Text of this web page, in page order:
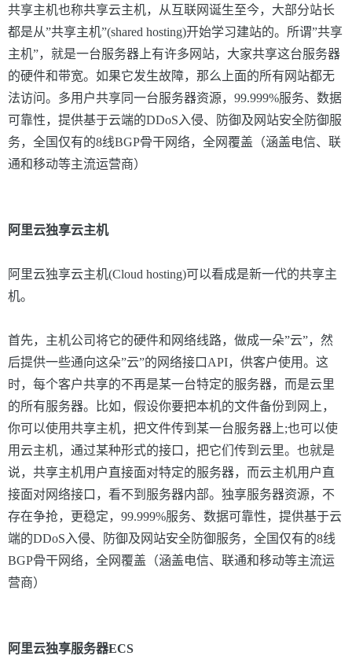
共享主机也称共享云主机，从互联网诞生至今，大部分站长
都是从”共享主机”(shared hosting)开始学习建站的。所谓”共享
主机”，就是一台服务器上有许多网站，大家共享这台服务器
的硬件和带宽。如果它发生故障，那么上面的所有网站都无
法访问。多用户共享同一台服务器资源，99.999%服务、数据
可靠性，提供基于云端的DDoS入侵、防御及网站安全防御服
务，全国仅有的8线BGP骨干网络，全网覆盖（涵盖电信、联
通和移动等主流运营商）
阿里云独享云主机
阿里云独享云主机(Cloud hosting)可以看成是新一代的共享主
机。
首先，主机公司将它的硬件和网络线路，做成一朵”云”，然
后提供一些通向这朵”云”的网络接口API，供客户使用。这
时，每个客户共享的不再是某一台特定的服务器，而是云里
的所有服务器。比如，假设你要把本机的文件备份到网上，
你可以使用共享主机，把文件传到某一台服务器上;也可以使
用云主机，通过某种形式的接口，把它们传到云里。也就是
说，共享主机用户直接面对特定的服务器，而云主机用户直
接面对网络接口，看不到服务器内部。独享服务器资源，不
存在争抢，更稳定，99.999%服务、数据可靠性，提供基于云
端的DDoS入侵、防御及网站安全防御服务，全国仅有的8线
BGP骨干网络，全网覆盖（涵盖电信、联通和移动等主流运
营商）
阿里云独享服务器ECS